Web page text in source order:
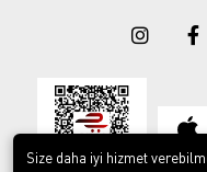
Size daha iyi hizmet